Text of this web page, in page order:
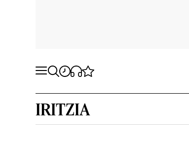
IRITZIA